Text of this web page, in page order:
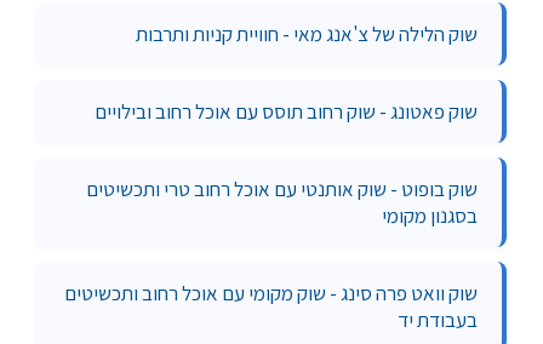
שוק הלילה של צ'אנג מאי - חוויית קניות ותרבות
שוק פאטונג - שוק רחוב תוסס עם אוכל רחוב ובילויים
שוק בופוט - שוק אותנטי עם אוכל רחוב טרי ותכשיטים
בסגנון מקומי
שוק וואט פרה סינג - שוק מקומי עם אוכל רחוב ותכשיטים
בעבודת יד